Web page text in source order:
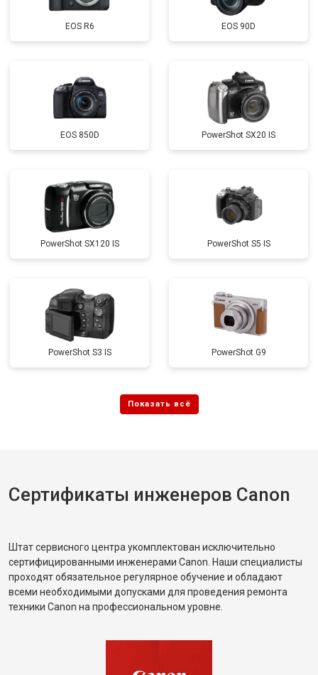
EOS R6 EOS 90D
EOS 850D PowerShot SX20 IS
PowerShot SX120 IS PowerShot S5 IS
PowerShot S3 IS PowerShot G9
Сертификаты инженеров Canon
Штат сервисного центра укомплектован исключительно
сертифицированными инженерами Canon. Наши специалисты
проходят обязательное регулярное обучение и обладают
всеми необходимыми допусками для проведения ремонта
техники Canon на профессиональном уровне.